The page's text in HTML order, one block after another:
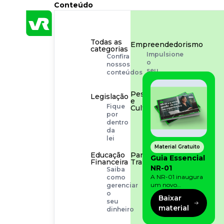
Conteúdo
Todas as
categorias
Confira
nossos
conteúdos
Empreendedorismo
Impulsione
o
seu
negócio
Legislação
Fique
por
dentro
da
lei
Pessoas
e
Cultura
Aprimore
cultura
organizacional
Educação
Financeira
Saiba
como
gerenciar
o
seu
dinheiro
Para o
Trabalhador
Tudo
para
facilitar
rotina
Material Gratuito
Guia Essencial
NR-01
A NR-01 inaugura
um novo
momento na
prevenção de riscos:
agora, além dos
fatores físicos e
Baixar
material